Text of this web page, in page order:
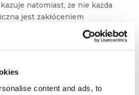
content and ads, to
natomiast, że nie każda
jest zakłóceniem
Odróżnienie ich